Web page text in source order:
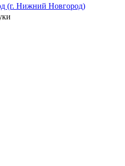
(г. Нижний Новгород)